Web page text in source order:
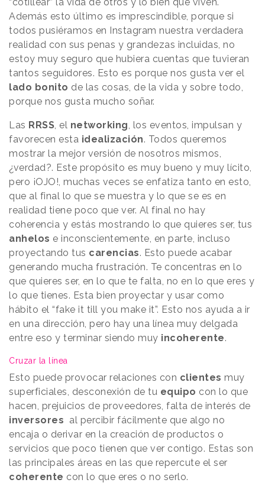
“cotillear” la vida de otros y lo bien que viven.
Además esto último es imprescindible, porque si
todos pusiéramos en Instagram nuestra verdadera
realidad con sus penas y grandezas incluidas, no
estoy muy seguro que hubiera cuentas que tuvieran
tantos seguidores. Esto es porque nos gusta ver el
lado bonito de las cosas, de la vida y sobre todo,
porque nos gusta mucho soñar.
Las RRSS, el networking, los eventos, impulsan y
favorecen esta idealización. Todos queremos
mostrar la mejor versión de nosotros mismos,
¿verdad?. Este propósito es muy bueno y muy lícito,
pero ¡OJO!, muchas veces se enfatiza tanto en esto,
que al final lo que se muestra y lo que se es en
realidad tiene poco que ver. Al final no hay
coherencia y estás mostrando lo que quieres ser, tus
anhelos e inconscientemente, en parte, incluso
proyectando tus carencias. Esto puede acabar
generando mucha frustración. Te concentras en lo
que quieres ser, en lo que te falta, no en lo que eres y
lo que tienes. Esta bien proyectar y usar como
hábito el “fake it till you make it”. Esto nos ayuda a ir
en una dirección, pero hay una línea muy delgada
entre eso y terminar siendo muy incoherente.
Cruzar la línea
Esto puede provocar relaciones con clientes muy
superficiales, desconexión de tu equipo con lo que
hacen, prejuicios de proveedores, falta de interés de
inversores al percibir fácilmente que algo no
encaja o derivar en la creación de productos o
servicios que poco tienen que ver contigo. Estas son
las principales áreas en las que repercute el ser
coherente con lo que eres o no serlo.